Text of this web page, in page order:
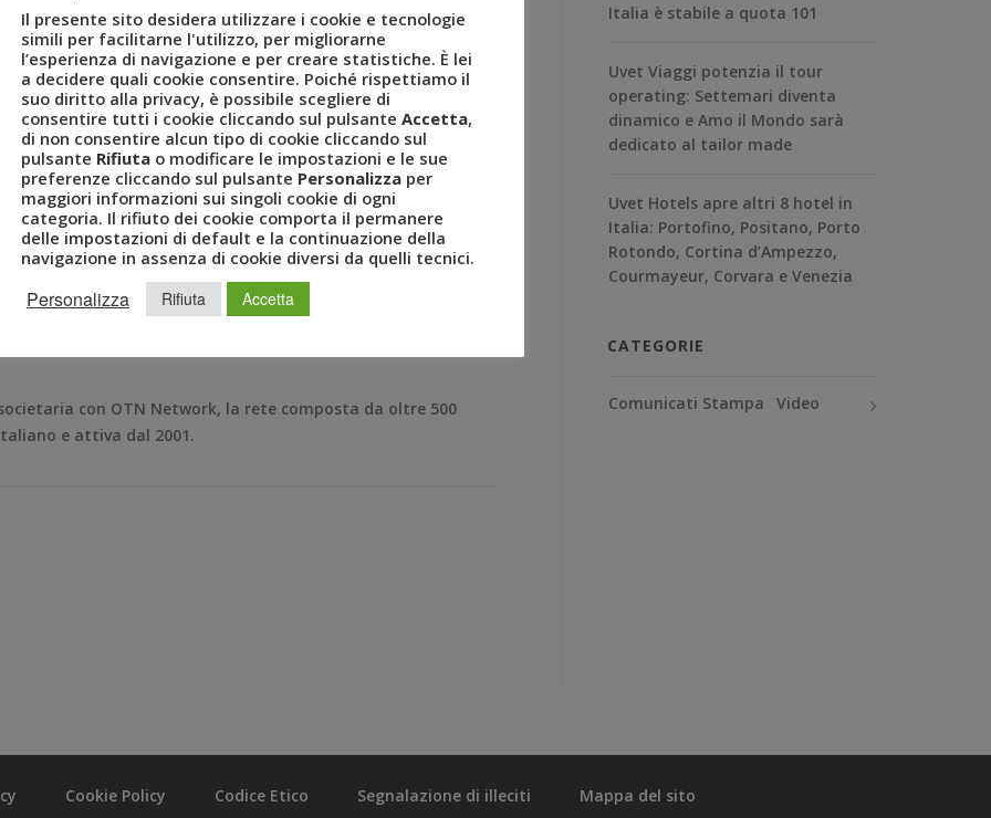
siglano una joint venture
,JOINT VENTURE LUCA PATANÈ,OPEN TRAVEL NETWORK
con OTN Network, la rete composta da oltre 500
e attiva dal 2001.
Italia è stabile a quota 101
Uvet Viaggi potenzia il tour
operating: Settemari diventa
dinamico e Amo il Mondo sarà
dedicato al tailor made
Uvet Hotels apre altri 8 hotel in
Italia: Portofino, Positano, Porto
Rotondo, Cortina d’Ampezzo,
Courmayeur, Corvara e Venezia
CATEGORIE
Comunicati Stampa Video
Cookie Policy Codice Etico Segnalazione di illeciti Mappa del sito
Il presente sito desidera utilizzare i cookie e tecnologie
simili per facilitarne l'utilizzo, per migliorarne
l’esperienza di navigazione e per creare statistiche. È lei
a decidere quali cookie consentire. Poiché rispettiamo il
suo diritto alla privacy, è possibile scegliere di
consentire tutti i cookie cliccando sul pulsante Accetta,
di non consentire alcun tipo di cookie cliccando sul
pulsante Rifiuta o modificare le impostazioni e le sue
preferenze cliccando sul pulsante Personalizza per
maggiori informazioni sui singoli cookie di ogni
categoria. Il rifiuto dei cookie comporta il permanere
delle impostazioni di default e la continuazione della
navigazione in assenza di cookie diversi da quelli tecnici.
Personalizza Rifiuta Accetta